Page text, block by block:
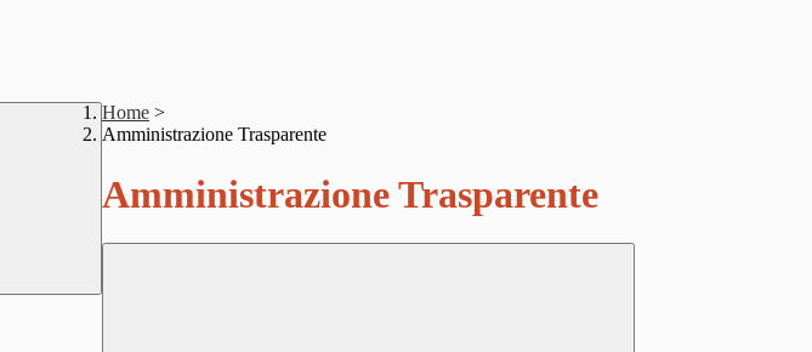
Home >
Amministrazione Trasparente
Amministrazione Trasparente